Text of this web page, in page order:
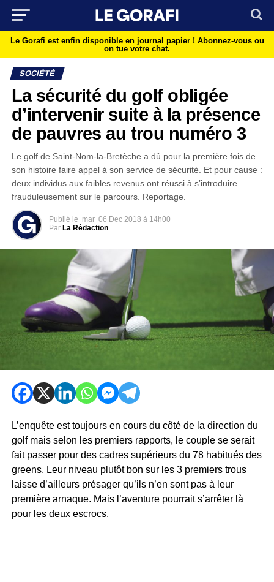
Le Gorafi est enfin disponible en journal papier ! Abonnez-vous ou
on tue votre chat.
SOCIÉTÉ
La sécurité du golf obligée
d’intervenir suite à la présence
de pauvres au trou numéro 3
Le golf de Saint-Nom-la-Bretèche a dû pour la première fois de
son histoire faire appel à son service de sécurité. Et pour cause :
deux individus aux faibles revenus ont réussi à s’introduire
frauduleusement sur le parcours. Reportage.
Publié le mar 06 Dec 2018 à 14h00
Par La Rédaction
L’enquête est toujours en cours du côté de la direction du
golf mais selon les premiers rapports, le couple se serait
fait passer pour des cadres supérieurs du 78 habitués des
greens. Leur niveau plutôt bon sur les 3 premiers trous
laisse d’ailleurs présager qu’ils n’en sont pas à leur
première arnaque. Mais l’aventure pourrait s’arrêter là
pour les deux escrocs.